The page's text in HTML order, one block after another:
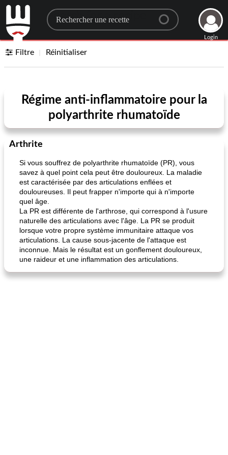
Search for a recipe
Login
Filtre Réinitialiser
Régime anti-inflammatoire pour la
polyarthrite rhumatoïde
Arthrite
Si vous souffrez de polyarthrite rhumatoïde (PR), vous
savez à quel point cela peut être douloureux. La maladie
est caractérisée par des articulations enflées et
douloureuses. Il peut frapper n'importe qui à n'importe
quel âge.
La PR est différente de l'arthrose, qui correspond à l'usure
naturelle des articulations avec l'âge. La PR se produit
lorsque votre propre système immunitaire attaque vos
articulations. La cause sous-jacente de l'attaque est
inconnue. Mais le résultat est un gonflement douloureux,
une raideur et une inflammation des articulations.